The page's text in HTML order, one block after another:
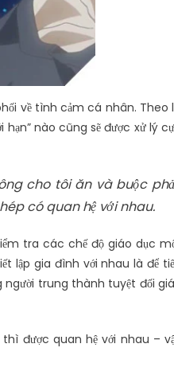
về tình cảm cá nhân. Theo
hạn” nào cũng sẽ được xử lý
cho tôi ăn và buộc
có quan hệ với nhau.
tra các chế độ giáo dục
lập gia đình với nhau là để
người trung thành tuyệt đối
được quan hệ với nhau –